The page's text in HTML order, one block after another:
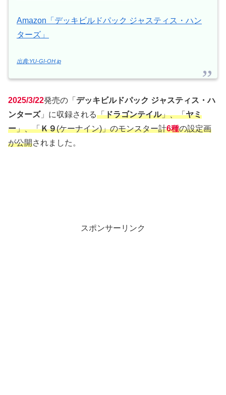
Amazon「デッキビルドパック ジャスティス・ハン
ターズ」
出典:YU-GI-OH.jp
2025/3/22発売の「 デッキビルドパック ジャスティス・ハ
ンターズ」に収録される「ドラゴンテイル」、「ヤミ
ー」、「Ｋ９(ケーナイン)」のモンスター計6種の設定画
が公開されました。
スポンサーリンク